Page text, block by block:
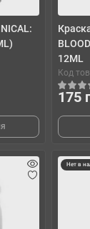
12ML
Код
175
Нет в